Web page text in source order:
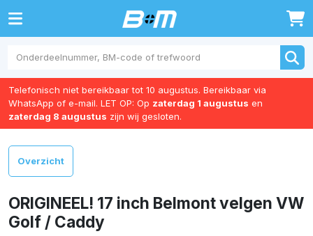
0
Telefonisch niet bereikbaar tot 10 augustus. Bereikbaar via
WhatsApp of e-mail. LET OP: Op zaterdag 1 augustus en
zaterdag 8 augustus zijn wij gesloten.
Overzicht
ORIGINEEL! 17 inch Belmont velgen VW
Golf / Caddy